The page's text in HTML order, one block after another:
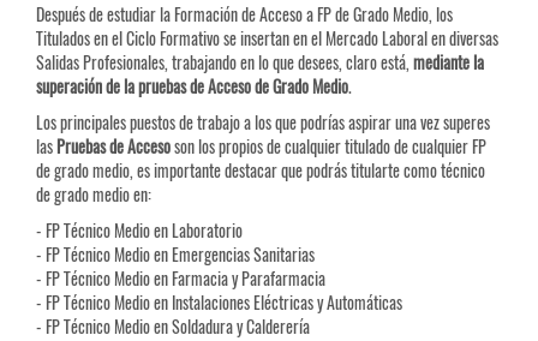
Después de estudiar la Formación de Acceso a FP de Grado Medio, los
Titulados en el Ciclo Formativo se insertan en el Mercado Laboral en diversas
Salidas Profesionales, trabajando en lo que desees, claro está,mediante la
superación de la pruebas de Acceso de Grado Medio.
Los principales puestos de trabajo a los que podrías aspirar una vez superes
lasPruebas deAccesoson los propios de cualquier titulado de cualquier FP
de grado medio, es importante destacar que podrás titularte como técnico
de grado medio en:
- FP Técnico Medio en Laboratorio
- FP Técnico Medio en Emergencias Sanitarias
- FP Técnico Medio en Farmacia y Parafarmacia
- FP Técnico Medio en Instalaciones Eléctricas y Automáticas
- FP Técnico Medio en Soldadura y Calderería